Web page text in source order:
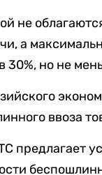
не
а
но не
ввоза
предлагает